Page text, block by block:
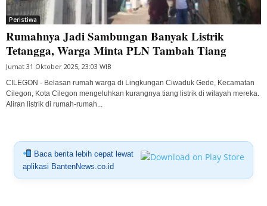
Peristiwa
Rumahnya Jadi Sambungan Banyak Listrik
Tetangga, Warga Minta PLN Tambah Tiang
Jumat 31 Oktober 2025, 23:03 WIB
CILEGON - Belasan rumah warga di Lingkungan Ciwaduk Gede, Kecamatan
Cilegon, Kota Cilegon mengeluhkan kurangnya tiang listrik di wilayah mereka.
Aliran listrik di rumah-rumah...
Baca berita lebih cepat lewat
aplikasi BantenNews.co.id